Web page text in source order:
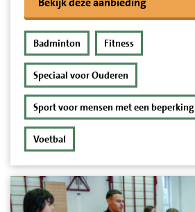
Badminton Fitness
Speciaal voor Ouderen
Sport voor mensen met een beperking
Voetbal